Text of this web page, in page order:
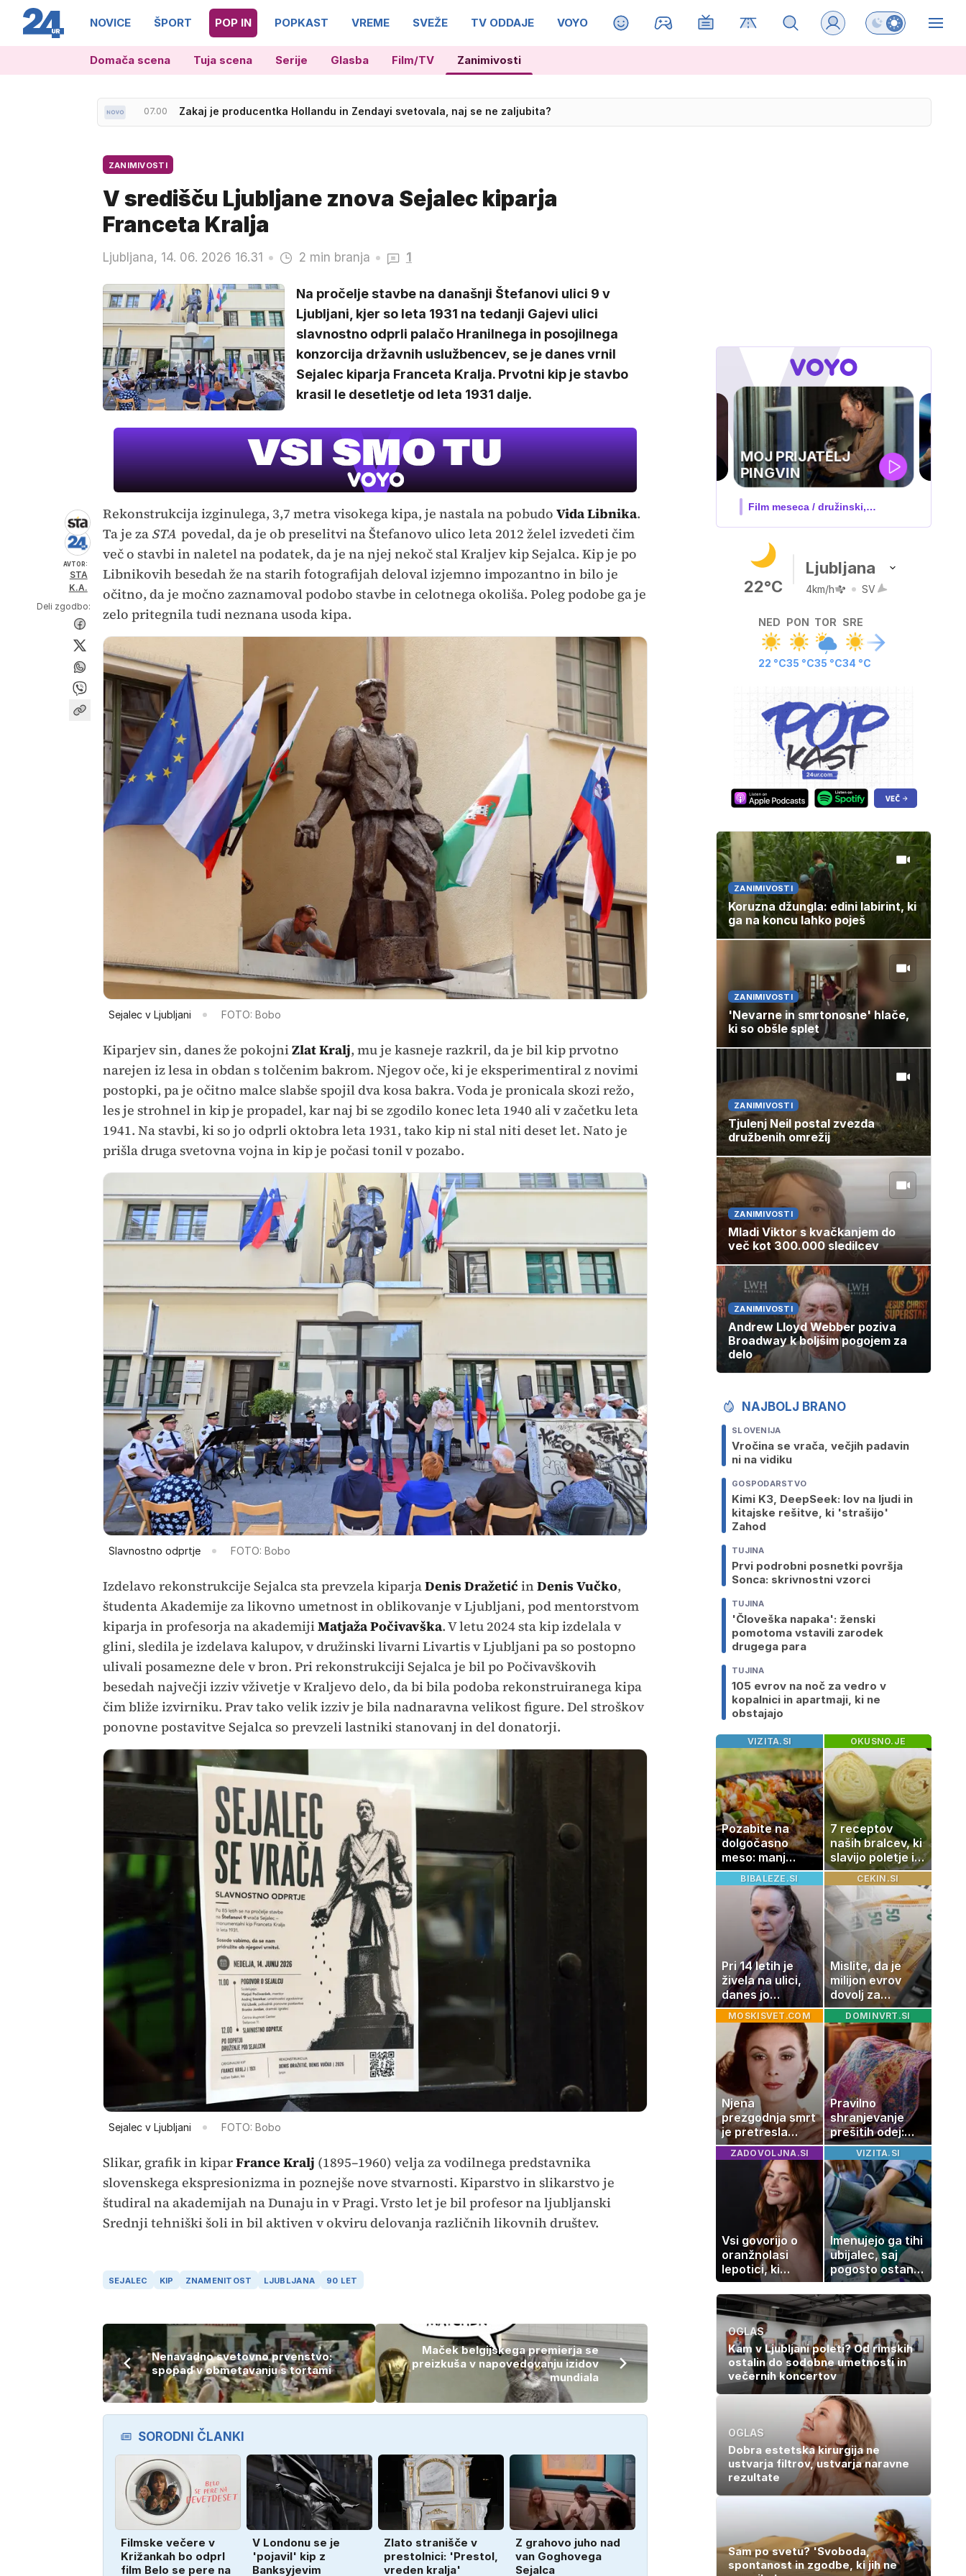
NOVICE ŠPORT POP IN POPKAST VREME SVEŽE TV ODDAJE VOYO MAGAZIN Preklopi barvni
Domača scena Tuja scena Serije Glasba Film/TV Zanimivosti
07.22 Vročina se vrača, večjih padavin ni na vidiku
ZANIMIVOSTI
V središču Ljubljane znova Sejalec kiparja
Franceta Kralja
Ljubljana, 14. 06. 2026 16.31 2 min branja 1
Na pročelje stavbe na današnji Štefanovi ulici 9 v
Ljubljani, kjer so leta 1931 na tedanji Gajevi ulici
slavnostno odprli palačo Hranilnega in posojilnega
konzorcija državnih uslužbencev, se je danes vrnil
Sejalec kiparja Franceta Kralja. Prvotni kip je stavbo
krasil le desetletje od leta 1931 dalje.
AVTOR:
STA
K.A.
Deli zgodbo:
Rekonstrukcija izginulega, 3,7 metra visokega kipa, je nastala na pobudo Vida Libnika.
Ta je za STA povedal, da je ob preselitvi na Štefanovo ulico leta 2012 želel izvedeti čim
več o stavbi in naletel na podatek, da je na njej nekoč stal Kraljev kip Sejalca. Kip je po
Libnikovih besedah že na starih fotografijah deloval izjemno impozantno in bilo je
očitno, da je močno zaznamoval podobo stavbe in celotnega okoliša. Poleg podobe ga je
zelo pritegnila tudi neznana usoda kipa.
Sejalec v Ljubljani FOTO: Bobo
Kiparjev sin, danes že pokojniZlat Kralj, mu je kasneje razkril, da je bil kip prvotno
narejen iz lesa in obdan s tolčenim bakrom. Njegov oče, ki je eksperimentiral z novimi
postopki, pa je očitno malce slabše spojil dva kosa bakra. Voda je pronicala skozi režo,
les je strohnel in kip je propadel, kar naj bi se zgodilo konec leta 1940 ali v začetku leta
1941. Na stavbi, ki so jo odprli oktobra leta 1931, tako kip ni stal niti deset let. Nato je
prišla druga svetovna vojna in kip je počasi tonil v pozabo.
Slavnostno odprtje FOTO: Bobo
Izdelavo rekonstrukcije Sejalca sta prevzela kiparjaDenis Dražetić inDenis Vučko,
študenta Akademije za likovno umetnost in oblikovanje v Ljubljani, pod mentorstvom
kiparja in profesorja na akademijiMatjaža Počivavška. V letu 2024 sta kip izdelala v
glini, sledila je izdelava kalupov, v družinski livarni Livartis v Ljubljani pa so postopno
ulivali posamezne dele v bron. Pri rekonstrukciji Sejalca je bil po Počivavškovih
besedah največji izziv vživetje v Kraljevo delo, da bi bila podoba rekonstruiranega kipa
čim bliže izvirniku. Prav tako velik izziv je bila nadnaravna velikost figure. Del stroškov
ponovne postavitve Sejalca so prevzeli lastniki stanovanj in del donatorji.
Sejalec v Ljubljani FOTO: Bobo
Slikar, grafik in kiparFrance Kralj (1895–1960) velja za vodilnega predstavnika
slovenskega ekspresionizma in poznejše nove stvarnosti. Kiparstvo in slikarstvo je
študiral na akademijah na Dunaju in v Pragi. Vrsto let je bil profesor na ljubljanski
Srednji tehniški šoli in bil aktiven v okviru delovanja različnih likovnih društev.
SEJALEC KIP ZNAMENITOST LJUBLJANA 90 LET
Nenavadno svetovno prvenstvo:
spopad v obmetavanju s tortami
Maček belgijskega premierja se
preizkuša v napovedovanju izidov
mundiala
SORODNI ČLANKI
Filmske večere v
Križankah bo odprl
film Belo se pere na
V Londonu se je
'pojavil' kip z
Banksyjevim
Zlato stranišče v
prestolnici: 'Prestol,
vreden kralja'
Z grahovo juho nad
van Goghovega
Sejalca
UEFA
SUPERPOKAL
V živo na VOYO: sreda ob 20.30
22°C
Ljubljana
4km/h SV
NED
22 °C
PON
35 °C
TOR
35 °C
SRE
34 °C
ZANIMIVOSTI
Koruzna džungla: edini labirint, ki
ga na koncu lahko poješ
ZANIMIVOSTI
'Nevarne in smrtonosne' hlače,
ki so obšle splet
ZANIMIVOSTI
Tjulenj Neil postal zvezda
družbenih omrežij
ZANIMIVOSTI
Mladi Viktor s kvačkanjem do
več kot 300.000 sledilcev
ZANIMIVOSTI
Andrew Lloyd Webber poziva
Broadway k boljšim pogojem za
delo
NAJBOLJ BRANO
SLOVENIJA
Vročina se vrača, večjih padavin
ni na vidiku
GOSPODARSTVO
Kimi K3, DeepSeek: lov na ljudi in
kitajske rešitve, ki 'strašijo'
Zahod
TUJINA
Prvi podrobni posnetki površja
Sonca: skrivnostni vzorci
TUJINA
'Človeška napaka': ženski
pomotoma vstavili zarodek
drugega para
TUJINA
105 evrov na noč za vedro v
kopalnici in apartmaji, ki ne
obstajajo
VIZITA.SI
Pozabite na
dolgočasno
meso: manj
maščobe, več
svežine
OKUSNO.JE
7 receptov
naših bralcev, ki
slavijo poletje in
tradicijo
BIBALEZE.SI
Pri 14 letih je
živela na ulici,
danes jo
občuduje ves
svet
CEKIN.SI
Mislite, da je
milijon evrov
dovolj za
sanjsko
stanovanje? Te
številke so
šokirale Evropo
MOSKISVET.COM
Njena
prezgodnja smrt
je pretresla
modni svet: za
slavo se je
skrivala
tragedija
DOMINVRT.SI
Pravilno
shranjevanje
prešitih odej:
Kako ohraniti
družinsko
dediščino
ZADOVOLJNA.SI
Vsi govorijo o
oranžnolasi
lepotici, ki
navdušuje s
skrivnostno
vlogo
VIZITA.SI
Imenujejo ga tihi
ubijalec, saj
pogosto ostane
neopažen:
nenavadni
simptomi
visokega
holesterola
OGLAS
Kam v Ljubljani poleti? Od rimskih
ostalin do sodobne umetnosti in
večernih koncertov
OGLAS
Dobra estetska kirurgija ne
ustvarja filtrov, ustvarja naravne
rezultate
Sam po svetu? 'Svoboda,
spontanost in zgodbe, ki jih ne